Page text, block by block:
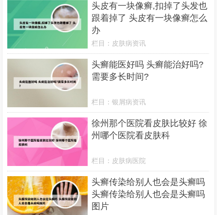
头皮有一块像癣,扣掉了头发也
跟着掉了 头皮有一块像癣怎么
办
栏目： 皮肤病资讯
头癣能医好吗 头癣能治好吗?
需要多长时间?
栏目：银屑病资讯
徐州那个医院看皮肤比较好 徐
州哪个医院看皮肤科
栏目： 皮肤病医院
头癣传染给别人也会是头癣吗
头癣传染给别人也会是头癣吗
图片